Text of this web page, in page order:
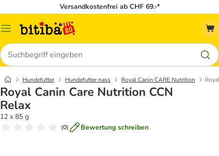
Versandkostenfrei ab CHF 69.-*
Menü
Suchen
Hundefutter Hundefutter nass Royal Canin CARE Nutrition
Royal Canin Care Nutrition CCN
Relax
12 x 85 g
(0) Bewertung schreiben